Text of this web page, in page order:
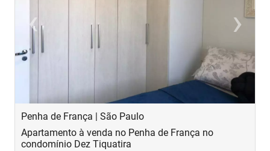
‹
Previous ›Next
Penha de França | São Paulo
Apartamento à venda no Penha de França no
condomínio Dez Tiquatira